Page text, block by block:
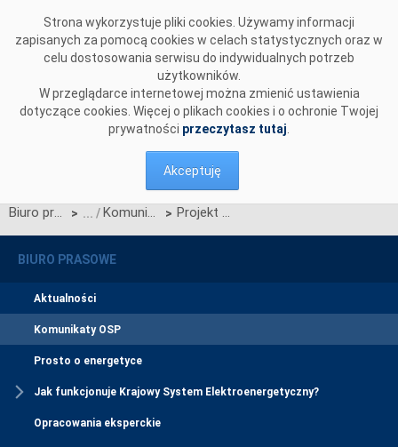
Strona wykorzystuje pliki cookies. Używamy informacji
zapisanych za pomocą cookies w celach statystycznych oraz w
celu dostosowania serwisu do indywidualnych potrzeb
użytkowników.
W przeglądarce internetowej można zmienić ustawienia
dotyczące cookies. Więcej o plikach cookies i o ochronie Twojej
prywatności przeczytasz tutaj
Akceptuję
Biuro prasowe > Komunikaty OSP > Projekt Karty aktualizacji nr RRM/Z/6/2022 Regulaminu rynku mocy
BIURO PRASOWE
Aktualności
Komunikaty OSP
Prosto o energetyce
Jak funkcjonuje Krajowy System Elektroenergetyczny?
Opracowania eksperckie